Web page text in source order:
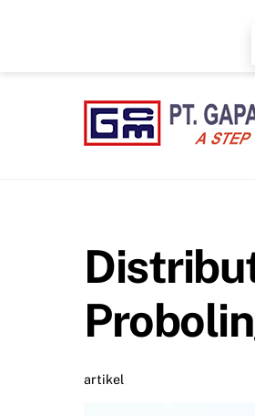
artikel